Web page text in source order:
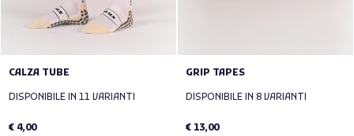
CALZA TUBE
DISPONIBILE IN 11 VARIANTI
€ 4,00
GRIP TAPES
DISPONIBILE IN 8 VARIANTI
€ 13,00